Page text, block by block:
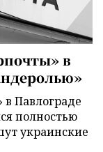
в
Павлограде
полностью
украинские